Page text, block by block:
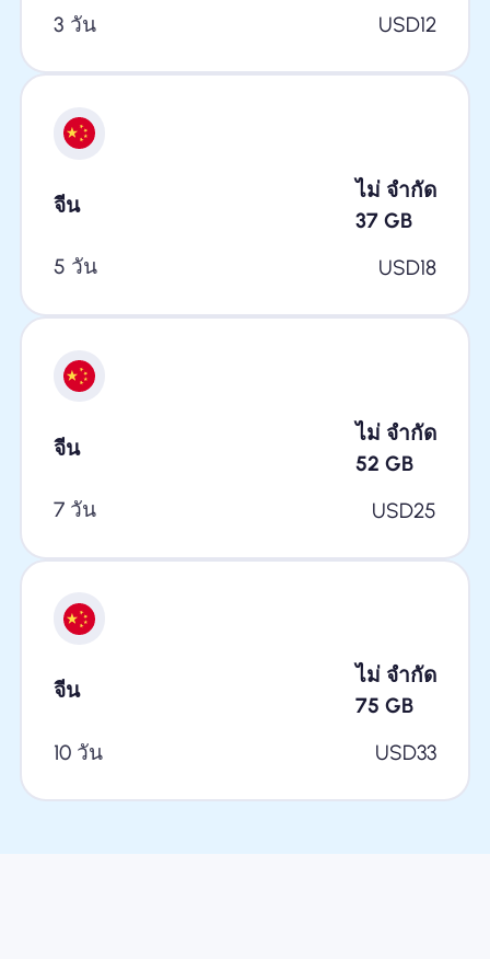
3 วัน
USD12
จีน
ไม่ จำกัด
37 GB
5 วัน
USD18
จีน
ไม่ จำกัด
52 GB
7 วัน
USD25
จีน
ไม่ จำกัด
75 GB
10 วัน
USD33